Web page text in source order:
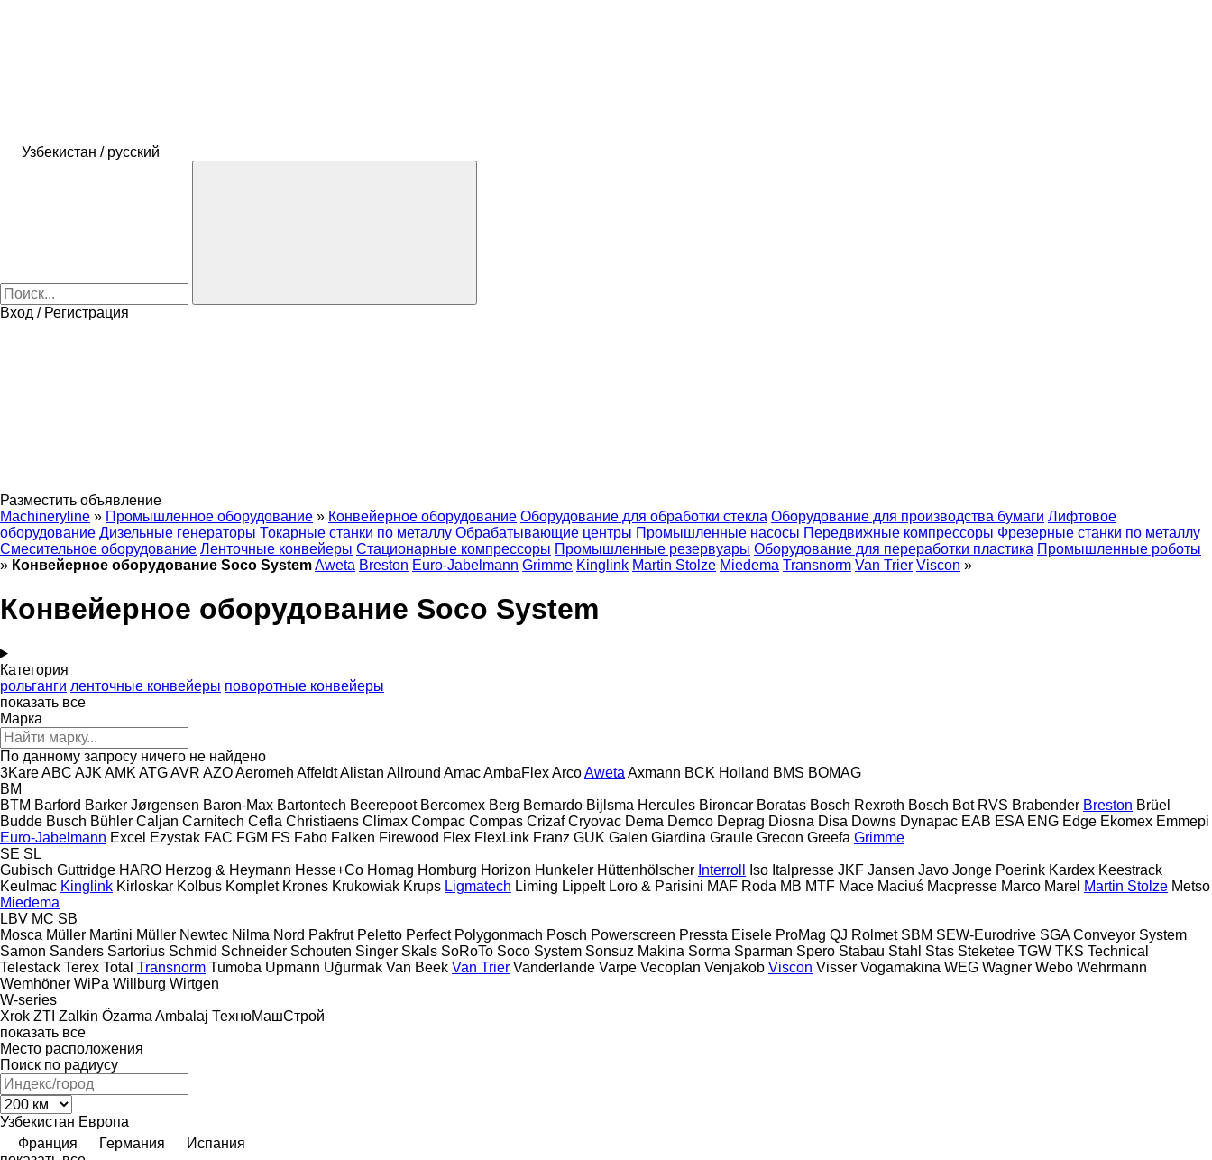
Узбекистан / русский
Вход / Регистрация
Разместить объявление
Machineryline » Промышленное оборудование » Конвейерное оборудование Оборудование для обработки стекла Оборудование для производства бумаги Лифтовое
оборудование Дизельные генераторы Токарные станки по металлу Обрабатывающие центры Промышленные насосы Передвижные компрессоры Фрезерные станки по металлу
Смесительное оборудование Ленточные конвейеры Стационарные компрессоры Промышленные резервуары Оборудование для переработки пластика Промышленные роботы
» Конвейерное оборудование Soco SystemAweta Breston Euro-Jabelmann Grimme Kinglink Martin Stolze Miedema Transnorm Van Trier Viscon »
Конвейерное оборудование Soco System
Категория
рольганги ленточные конвейеры поворотные конвейеры
показать все
Марка
По данному запросу ничего не найдено
3KareABC AJK AMK ATGAVR AZOAeromeh AffeldtAlistan Allround AmacAmbaFlexArcoAweta Axmann BCK Holland BMS BOMAG
BM
BTM Barford Barker Jørgensen Baron-Max Bartontech Beerepoot Bercomex Berg Bernardo Bijlsma Hercules Bironcar Boratas Bosch Rexroth Bosch Bot RVS Brabender Breston Brüel
Budde Busch Bühler Caljan Carnitech Cefla Christiaens Climax Compac Compas Crizaf Cryovac Dema Demco Deprag Diosna Disa Downs Dynapac EAB ESA ENG Edge Ekomex Emmepi
Euro-Jabelmann Excel Ezystak FAC FGM FS Fabo Falken Firewood Flex FlexLink Franz GUK Galen Giardina Graule Grecon Greefa Grimme
SE SL
Gubisch Guttridge HARO Herzog & Heymann Hesse+Co Homag Homburg Horizon Hunkeler Hüttenhölscher Interroll Iso Italpresse JKF Jansen Javo Jonge Poerink Kardex Keestrack
Keulmac Kinglink Kirloskar Kolbus Komplet Krones Krukowiak Krups Ligmatech Liming Lippelt Loro & Parisini MAF Roda MB MTF Mace Maciuś Macpresse Marco Marel Martin Stolze Metso
Miedema
LBV MC SB
Mosca Müller Martini Müller Newtec Nilma Nord Pakfrut Peletto Perfect Polygonmach Posch Powerscreen Pressta Eisele ProMag QJ Rolmet SBM SEW-Eurodrive SGA Conveyor System
Samon Sanders Sartorius Schmid Schneider Schouten Singer Skals SoRoTo Soco System Sonsuz Makina Sorma Sparman Spero Stabau Stahl Stas Steketee TGW TKS Technical
Telestack Terex Total Transnorm Tumoba Upmann Uğurmak Van Beek Van Trier Vanderlande Varpe Vecoplan Venjakob Viscon Visser Vogamakina WEG Wagner Webo Wehrmann
Wemhöner WiPa Willburg Wirtgen
W-series
Xrok ZTI Zalkin Özarma Ambalaj ТехноМашСтрой
показать все
Место расположения
Поиск по радиусу
Узбекистан Европа
Франция
Германия
Испания